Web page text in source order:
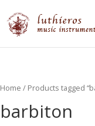
Home / Products tagged
barbiton